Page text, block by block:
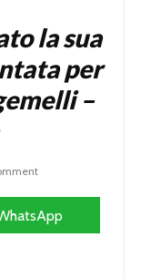
la sua
per
–